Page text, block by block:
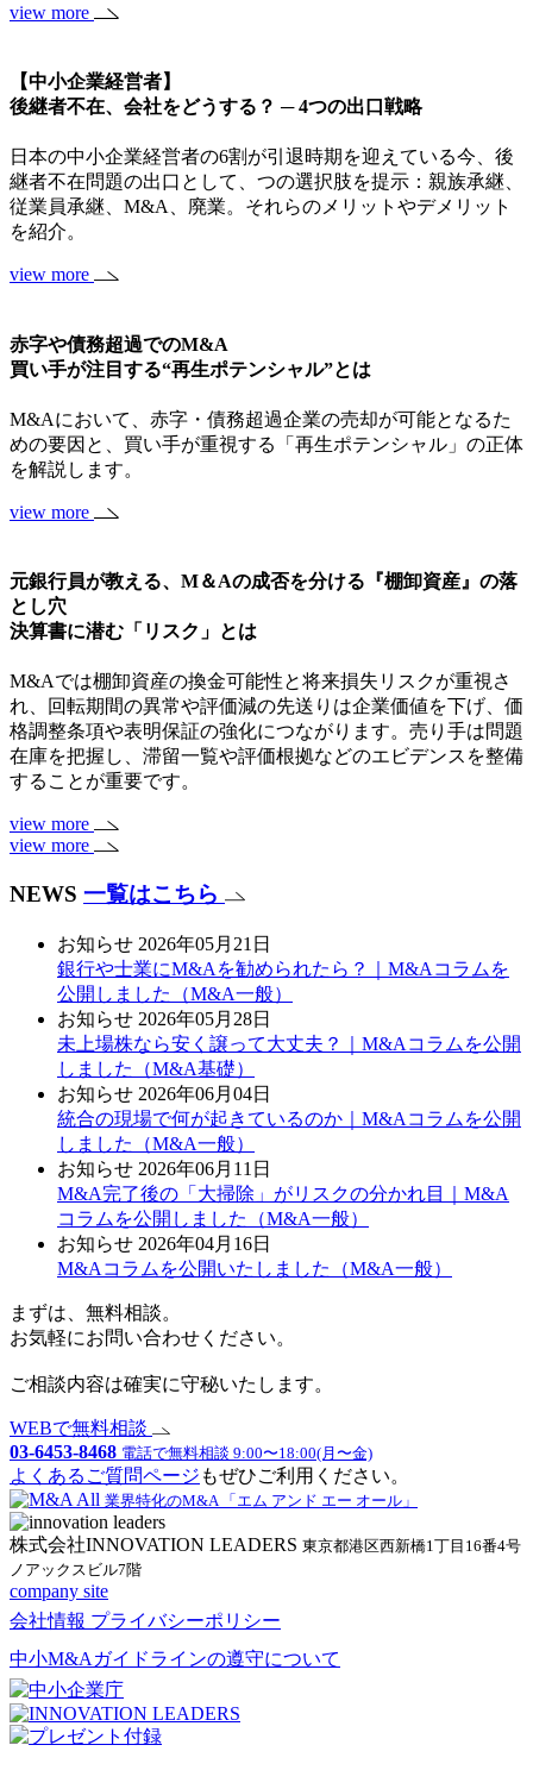
view more
【中小企業経営者】
後継者不在、会社をどうする？ ─ 4つの出口戦略
日本の中小企業経営者の6割が引退時期を迎えている今、後
継者不在問題の出口として、つの選択肢を提示：親族承継、
従業員承継、M&A、廃業。それらのメリットやデメリット
を紹介。
view more
赤字や債務超過でのM&A
買い手が注目する“再生ポテンシャル”とは
M&Aにおいて、赤字・債務超過企業の売却が可能となるた
めの要因と、買い手が重視する「再生ポテンシャル」の正体
を解説します。
view more
元銀行員が教える、M＆Aの成否を分ける『棚卸資産』の落
とし穴
決算書に潜む「リスク」とは
M&Aでは棚卸資産の換金可能性と将来損失リスクが重視さ
れ、回転期間の異常や評価減の先送りは企業価値を下げ、価
格調整条項や表明保証の強化につながります。売り手は問題
在庫を把握し、滞留一覧や評価根拠などのエビデンスを整備
することが重要です。
view more
view more
NEWS 一覧はこちら
お知らせ 2026年05月21日
銀行や士業にM&Aを勧められたら？｜M&Aコラムを
公開しました（M&A一般）
お知らせ 2026年05月28日
未上場株なら安く譲って大丈夫？｜M&Aコラムを公開
しました（M&A基礎）
お知らせ 2026年06月04日
統合の現場で何が起きているのか｜M&Aコラムを公開
しました（M&A一般）
お知らせ 2026年06月11日
M&A完了後の「大掃除」がリスクの分かれ目｜M&A
コラムを公開しました（M&A一般）
お知らせ 2026年04月16日
M&Aコラムを公開いたしました（M&A一般）
まずは、無料相談。
お気軽にお問い合わせください。
ご相談内容は確実に守秘いたします。
WEBで無料相談
03-6453-8468 電話で無料相談 9:00〜18:00(月〜金)
よくあるご質問ページ もぜひご利用ください。
業界特化のM&A 「エム アンド エー オール」
株式会社INNOVATION LEADERS 東京都港区西新橋1丁目16番4号
ノアックスビル7階
company site
会社情報 プライバシーポリシー
中小M&Aガイドラインの遵守について